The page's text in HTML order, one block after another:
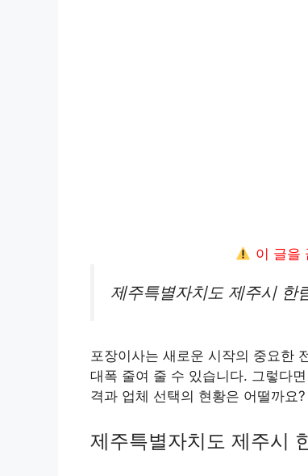
이 글을
제주특별자치도 제주시 한
포장이사는 새로운 시작의 중요한
대폭 줄여 줄 수 있습니다. 그렇다
격과 업체 선택의 현황은 어떨까요?
제주특별자치도 제주시